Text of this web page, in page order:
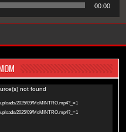
00:00
not found
2025/09/MoMINTRO.mp4?_=1
2025/09/MoMINTRO.mp4?_=1